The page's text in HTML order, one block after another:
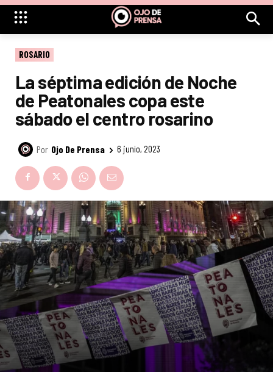
ROSARIO
La séptima edición de Noche
de Peatonales copa este
sábado el centro rosarino
Por Ojo De Prensa 6 junio, 2023